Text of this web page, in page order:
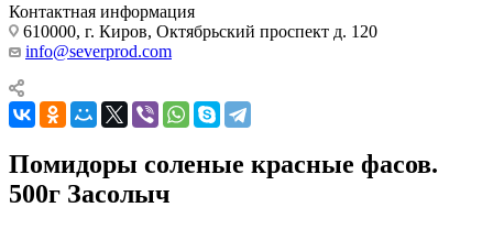
Контактная информация
610000, г. Киров, Октябрьский проспект д. 120
info@severprod.com
Помидоры соленые красные фасов.
500г Засолыч